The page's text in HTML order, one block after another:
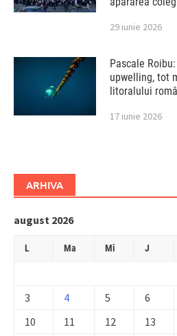
29 iunie 2026
Pascale
upwelling, tot
litoralului
17 iunie 2026
ARHIVA
august 2026
L Ma Mi J
3
4 5 6
10
11 12 13